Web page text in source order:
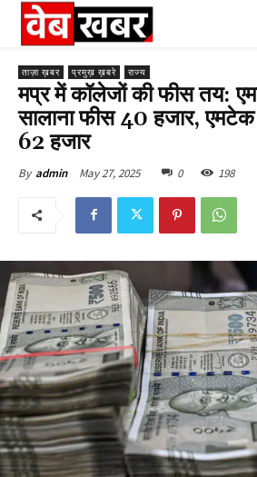
ताज़ा ख़बर प्रमुख़ ख़बरे राज्य
मप्र में कॉलेजों की फीस तय:
सालाना फीस 40 हजार,
62 हजार
By admin May 27, 2025 0 198